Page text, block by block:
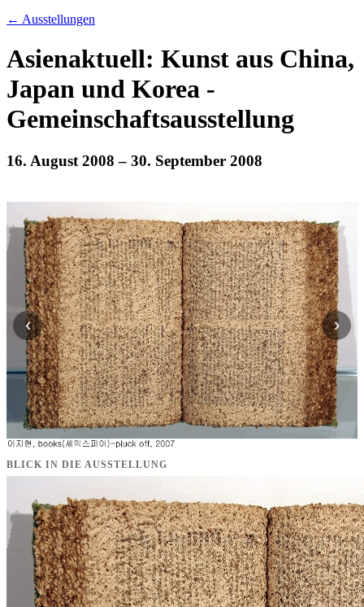
← Ausstellungen
Asienaktuell: Kunst aus China,
Japan und Korea -
Gemeinschaftsausstellung
16. August 2008 – 30. September 2008
‹ ›
BLICK IN DIE AUSSTELLUNG